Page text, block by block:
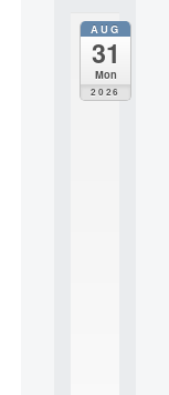
AUG
31
Mon
2026